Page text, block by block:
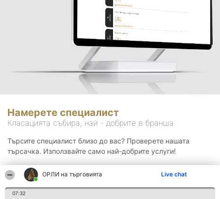
ОРЛИ на търговията Live chat
07:32
Намерете специалист
Класацията събира, най - добрите в бранша.
Търсите специалист близо до вас? Проверете нашата
търсачка. Използвайте само най-добрите услуги!